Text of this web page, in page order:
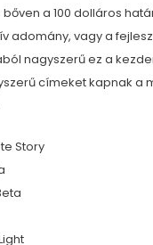
a 100 dolláros
adomány, vagy a
nagyszerű ez a
címeket kapnak a
Story